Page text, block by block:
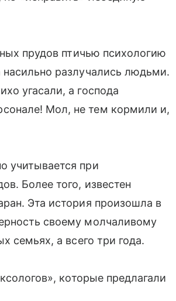
прудов птичью психологию
разлучались людьми.
угасали, а господа
Мол, не тем кормили и,
учитывается при
Более того, известен
Эта история произошла в
своему молчаливому
семьях, а всего три года.
которые предлагали